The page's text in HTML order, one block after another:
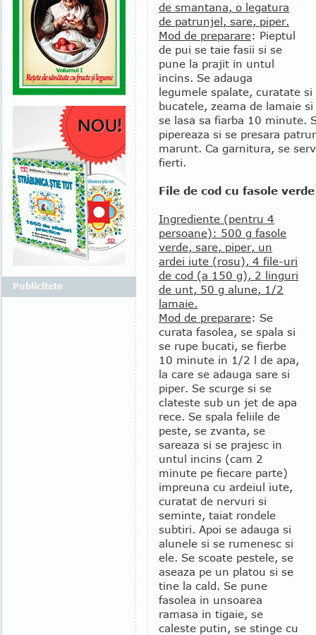
de smantana, o legatura
de patrunjel, sare, piper.
Mod de preparare: Pieptul
de pui se taie fasii si se
pune la prajit in untul
incins. Se adauga
legumele spalate, curatate
bucatele, zeama de lamaie
se lasa sa fiarba 10 minute.
pipereaza si se presara
marunt. Ca garnitura, se
fierti.
File de cod cu fasole verde
Ingrediente (pentru 4
persoane): 500 g fasole
verde, sare, piper, un
ardei iute (rosu), 4 file-uri
de cod (a 150 g), 2 linguri
de unt, 50 g alune, 1/2
lamaie.
Mod de preparare: Se
curata fasolea, se spala si
se rupe bucati, se fierbe
10 minute in 1/2 l de apa,
la care se adauga sare si
piper. Se scurge si se
clateste sub un jet de apa
rece. Se spala feliile de
peste, se zvanta, se
sareaza si se prajesc in
untul incins (cam 2
minute pe fiecare parte)
impreuna cu ardeiul iute,
curatat de nervuri si
seminte, taiat rondele
subtiri. Apoi se adauga si
alunele si se rumenesc si
ele. Se scoate pestele, se
aseaza pe un platou si se
tine la cald. Se pune
fasolea in unsoarea
ramasa in tigaie, se
caleste putin, se stinge cu
Publicitate